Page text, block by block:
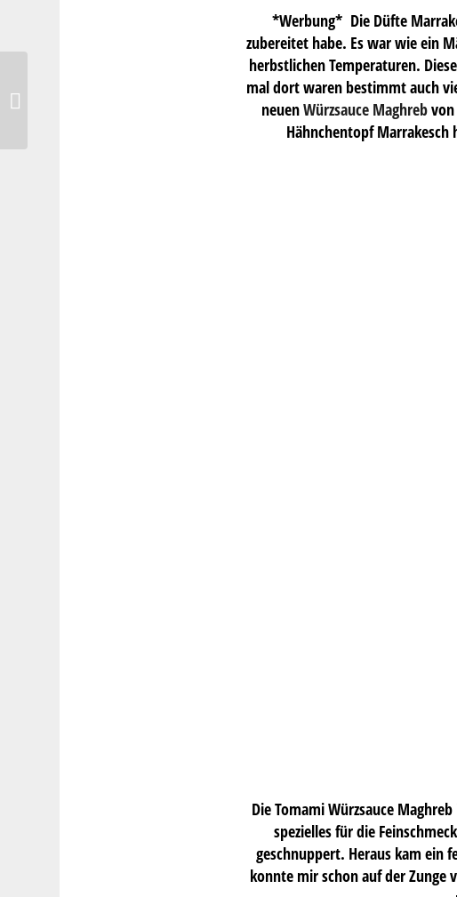
*Werbung* Die Düfte
zubereitet habe. Es war wie ein
herbstlichen Temperaturen.
mal dort waren bestimmt auch
neuenWürzsauce Maghrebvon
Hähnchentopf Marrakesch
Die Tomami Würzsauce
spezielles für die
geschnuppert. Heraus kam ein
konnte mir schon auf der Zunge